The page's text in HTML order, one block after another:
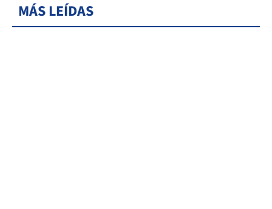
MÁS LEÍDAS